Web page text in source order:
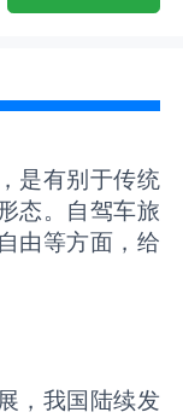
是有别于传统
态。自驾车旅
由等方面，给
，我国陆续发